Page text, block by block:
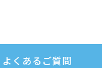
よくあるご質問